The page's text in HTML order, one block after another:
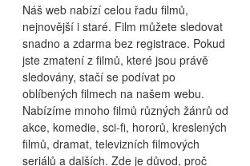
Náš web nabízí celou řadu filmů,
nejnovější i staré. Film můžete sledovat
snadno a zdarma bez registrace. Pokud
jste zmatení z filmů, které jsou právě
sledovány, stačí se podívat po
oblíbených filmech na našem webu.
Nabízíme mnoho filmů různých žánrů od
akce, komedie, sci-fi, hororů, kreslených
filmů, dramat, televizních filmových
seriálů a dalších. Zde je důvod, proč